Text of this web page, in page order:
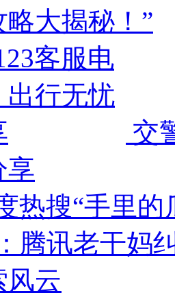
大揭秘！”
交
享